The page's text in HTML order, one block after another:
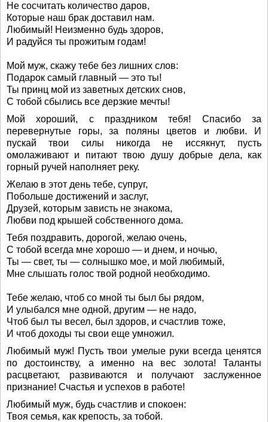
Не сосчитать количество даров,
Которые наш брак доставил нам.
Любимый! Неизменно будь здоров,
И радуйся ты прожитым годам!
Мой муж, скажу тебе без лишних слов:
Подарок самый главный — это ты!
Ты принц мой из заветных детских снов,
С тобой сбылись все дерзкие мечты!
Мой хороший, с праздником тебя! Спасибо за
перевернутые горы, за поляны цветов и любви. И
пускай твои силы никогда не иссякнут, пусть
омолаживают и питают твою душу добрые дела, как
горный ручей наполняет реку.
Желаю в этот день тебе, супруг,
Побольше достижений и заслуг,
Друзей, которым зависть не знакома,
Любви под крышей собственного дома.
Тебя поздравить, дорогой, желаю очень,
С тобой всегда мне хорошо — и днем, и ночью,
Ты — свет, ты — солнышко мое, и мой любимый,
Мне слышать голос твой родной необходимо.
Тебе желаю, чтоб со мной ты был бы рядом,
И улыбался мне одной, другим — не надо,
Чтоб был ты весел, был здоров, и счастлив тоже,
И чтоб доходы ты свои еще умножил.
Любимый муж! Пусть твои умелые руки всегда ценятся
по достоинству, а именно на вес золота! Таланты
расцветают, развиваются и получают заслуженное
признание! Счастья и успехов в работе!
Любимый муж, будь счастлив и спокоен:
Твоя семья, как крепость, за тобой.